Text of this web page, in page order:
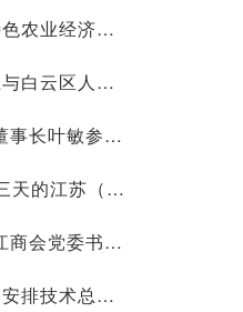
宜春樟树中州打造3000亩“特色农业经济种植带” 做好乡村振兴示范
2023年10月12日，聚阁农业与白云区人民政府签约
2024年1月19日，聚邦集团董事长叶敏参加浙江省服务业联合会二届三次理事会
2023年12月15-17日，为期三天的江苏（苏州）教育装备展园满结束
2024年4月14日，在新疆浙江商会党委书记曹海华陪同下，乌鲁木齐米东区委副书记、常务副区长粱震一行莅临聚邦集团考察
2023年12月25日，溢远网络安排技术总监段利勇率队参加童视界儿童近视防控智能设备招商培训会